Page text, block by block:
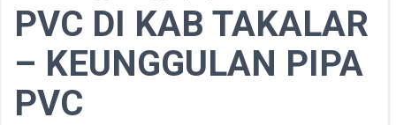
PVC DI KAB TAKALAR
– KEUNGGULAN PIPA
PVC